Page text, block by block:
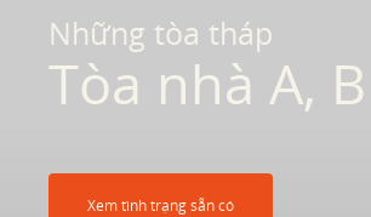
Những tòa tháp
Tòa nhà A, B
Xem tình trạng sẵn có